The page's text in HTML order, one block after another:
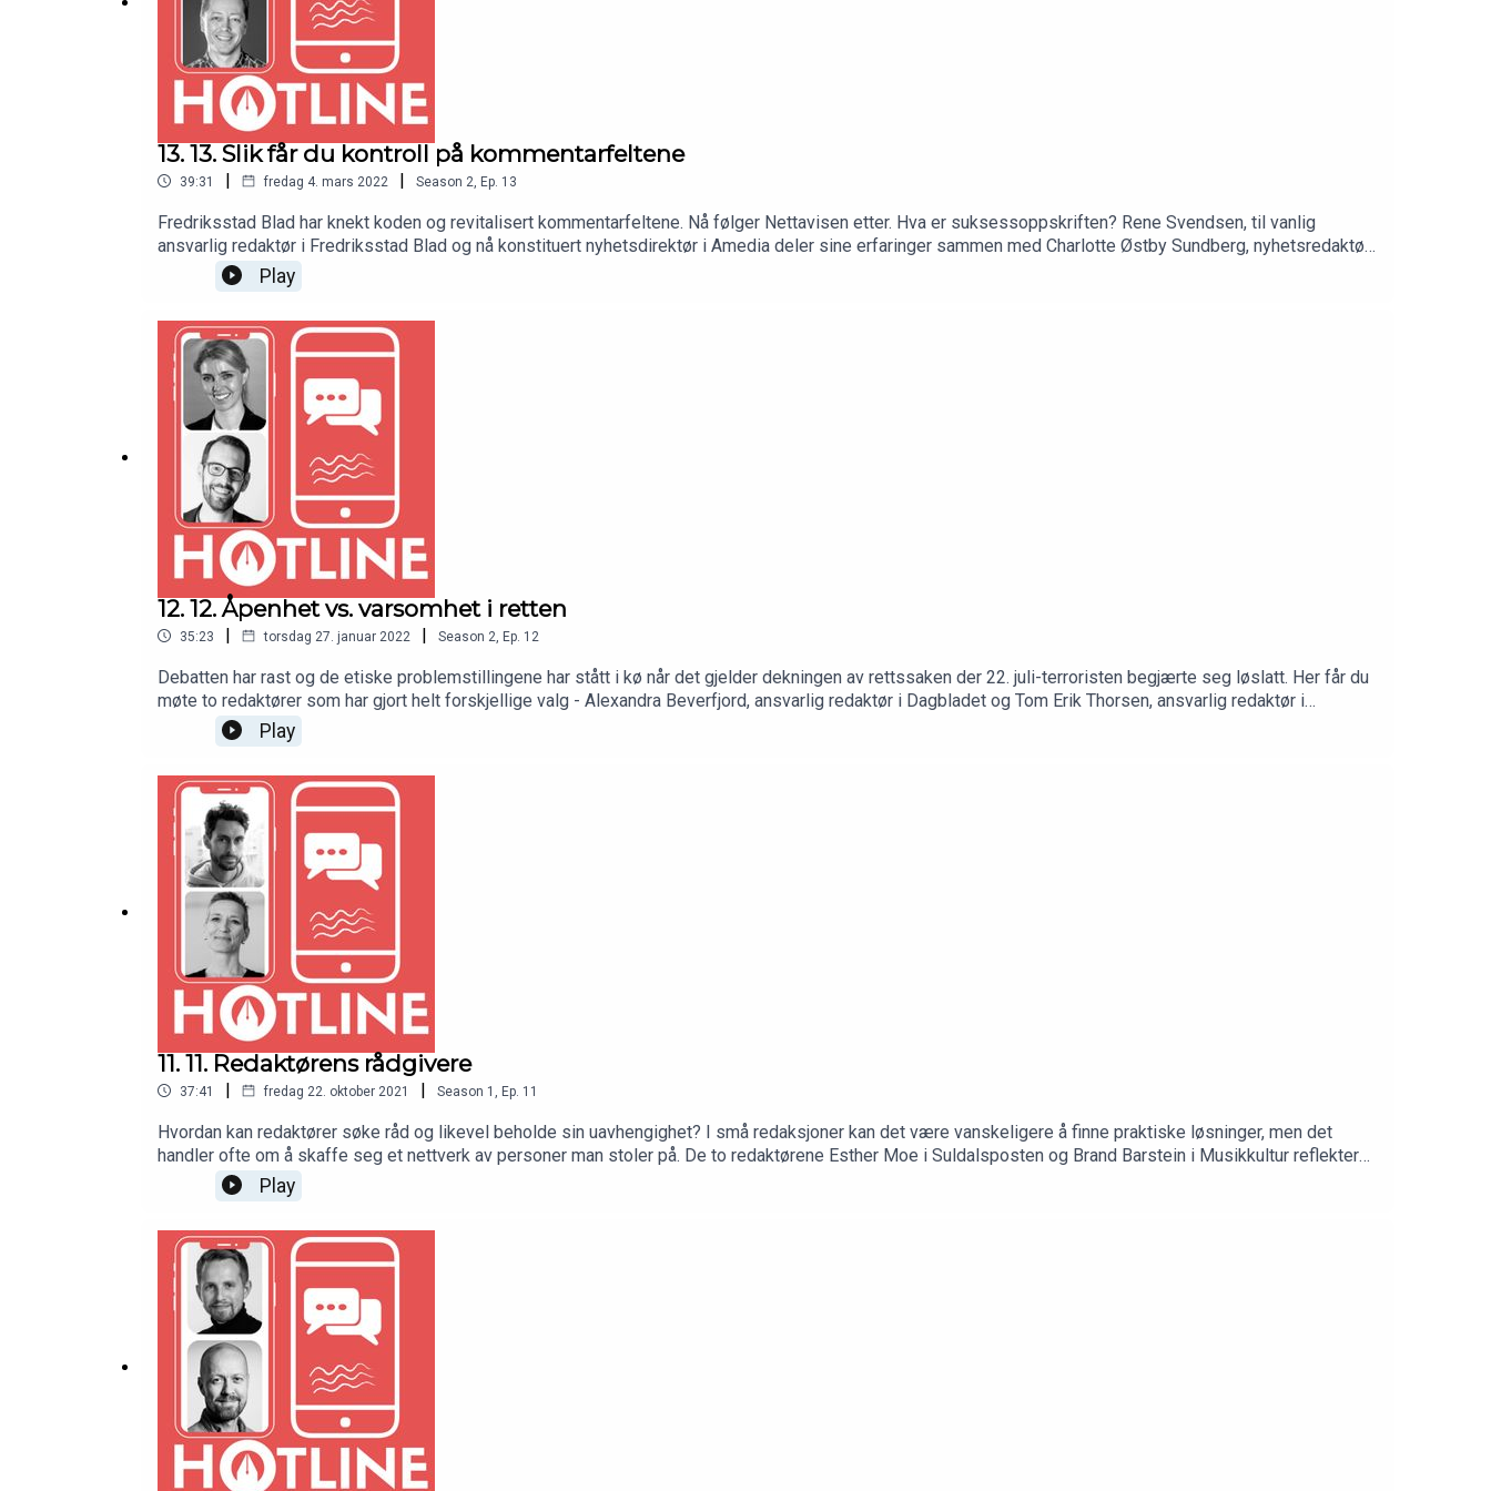
13. 13. Slik får du kontroll på kommentarfeltene
39:31 | fredag 4. mars 2022 | Season 2 Ep. 13
Fredriksstad Blad har knekt koden og revitalisert kommentarfeltene. Nå følger Nettavisen etter. Hva er suksessoppskriften? Rene Svendsen, til vanlig
ansvarlig redaktør i Fredriksstad Blad og nå konstituert nyhetsdirektør i Amedia deler sine erfaringer sammen med Charlotte Østby Sundberg, nyhetsredaktør
i Nettavisen.Begge er gjester i Norsk Redaktørforenings podkast, der Arne Jensen og Reidun Kjelling Nybø diskuterer ulike redaktørfaglige problemstillinger.
Play
12. 12. Åpenhet vs. varsomhet i retten
35:23 | torsdag 27. januar 2022 | Season 2 Ep. 12
Debatten har rast og de etiske problemstillingene har stått i kø når det gjelder dekningen av rettssaken der 22. juli-terroristen begjærte seg løslatt. Her får du
møte to redaktører som har gjort helt forskjellige valg - Alexandra Beverfjord, ansvarlig redaktør i Dagbladet og Tom Erik Thorsen, ansvarlig redaktør i
lokalavisa Varden.Begge er gjester i Norsk Redaktørforenings podkast, der Arne Jensen og Reidun Kjelling Nybø diskuterer ulike redaktørfaglige
problemstillinger.
Play
11. 11. Redaktørens rådgivere
37:41 | fredag 22. oktober 2021 | Season 1 Ep. 11
Hvordan kan redaktører søke råd og likevel beholde sin uavhengighet? I små redaksjoner kan det være vanskeligere å finne praktiske løsninger, men det
handler ofte om å skaffe seg et nettverk av personer man stoler på. De to redaktørene Esther Moe i Suldalsposten og Brand Barstein i Musikkultur reflekterer
over redaktørlivet i en liten redaksjon.Begge er gjester i Norsk Redaktørforenings podkast, der Arne Jensen og Reidun Kjelling Nybø diskuterer ulike
redaktørfaglige problemstillinger.
Play